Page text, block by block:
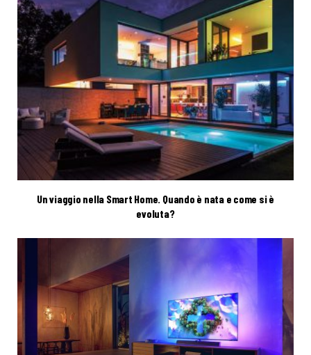
Un viaggio nella Smart Home. Quando è nata e come si è
evoluta?